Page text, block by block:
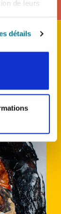
de leurs
détails